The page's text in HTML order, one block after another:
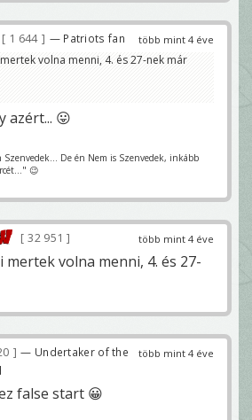
több mint 4 éve
1 644 — Patriots fan
volna menni, 4. és 27-nek már
azért... 😛
De én Nem is Szenvedek, inkább
😉
több mint 4 éve
32 951
mertek volna menni, 4. és 27-
több mint 4 éve
— Undertaker of the
false start 😀